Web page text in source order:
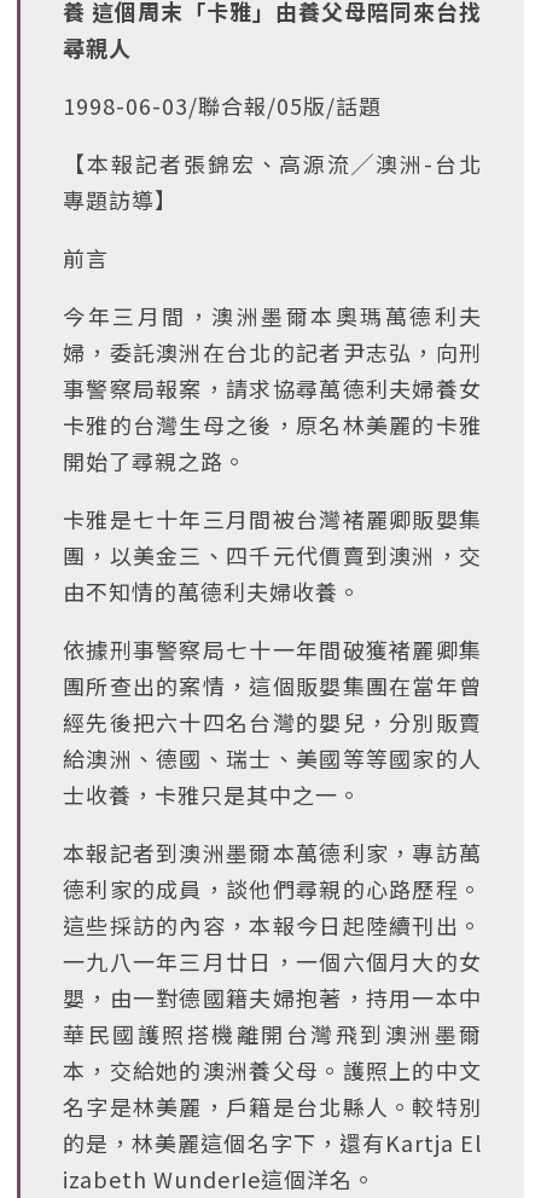
養 這個周末「卡雅」由養父母陪同來台找
尋親人
1998-06-03/聯合報/05版/話題
【本報記者張錦宏、高源流╱澳洲-台北
專題訪導】
前言
今年三月間，澳洲墨爾本奧瑪萬德利夫
婦，委託澳洲在台北的記者尹志弘，向刑
事警察局報案，請求協尋萬德利夫婦養女
卡雅的台灣生母之後，原名林美麗的卡雅
開始了尋親之路。
卡雅是七十年三月間被台灣褚麗卿販嬰集
團，以美金三、四千元代價賣到澳洲，交
由不知情的萬德利夫婦收養。
依據刑事警察局七十一年間破獲褚麗卿集
團所查出的案情，這個販嬰集團在當年曾
經先後把六十四名台灣的嬰兒，分別販賣
給澳洲、德國、瑞士、美國等等國家的人
士收養，卡雅只是其中之一。
本報記者到澳洲墨爾本萬德利家，專訪萬
德利家的成員，談他們尋親的心路歷程。
這些採訪的內容，本報今日起陸續刊出。
一九八一年三月廿日，一個六個月大的女
嬰，由一對德國籍夫婦抱著，持用一本中
華民國護照搭機離開台灣飛到澳洲墨爾
本，交給她的澳洲養父母。護照上的中文
名字是林美麗，戶籍是台北縣人。較特別
的是，林美麗這個名字下，還有Kartja El
izabeth WunderIe這個洋名。